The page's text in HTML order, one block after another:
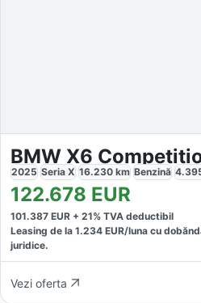
BMW X6
2025 Seria X 16.230 km Benzină
122.678 EUR
101.387 EUR + 21% TVA deductibil
Leasing de la 1.234 EUR/luna cu
juridice.
Vezi oferta